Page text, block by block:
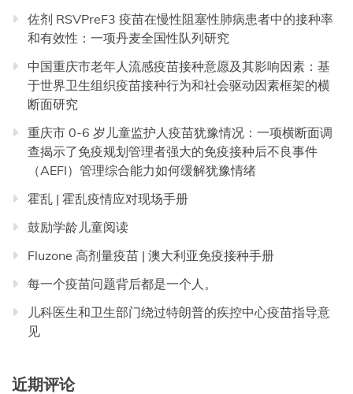
佐剂 RSVPreF3 疫苗在慢性阻塞性肺病患者中的接种率
和有效性：一项丹麦全国性队列研究
中国重庆市老年人流感疫苗接种意愿及其影响因素：基
于世界卫生组织疫苗接种行为和社会驱动因素框架的横
断面研究
重庆市 0-6 岁儿童监护人疫苗犹豫情况：一项横断面调
查揭示了免疫规划管理者强大的免疫接种后不良事件
（AEFI）管理综合能力如何缓解犹豫情绪
霍乱 | 霍乱疫情应对现场手册
鼓励学龄儿童阅读
Fluzone 高剂量疫苗 | 澳大利亚免疫接种手册
每一个疫苗问题背后都是一个人。
儿科医生和卫生部门绕过特朗普的疾控中心疫苗指导意
见
近期评论